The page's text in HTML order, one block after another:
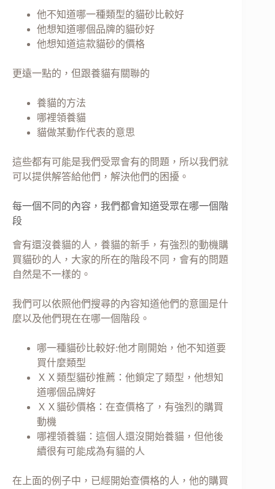
他不知道哪一種類型的貓砂比較好
他想知道哪個品牌的貓砂好
他想知道這款貓砂的價格
更遠一點的，但跟養貓有關聯的
養貓的方法
哪裡領養貓
貓做某動作代表的意思
這些都有可能是我們受眾會有的問題，所以我們就
可以提供解答給他們，解決他們的困擾。
每一個不同的內容，我們都會知道受眾在哪一個階
段
會有還沒養貓的人，養貓的新手，有強烈的動機購
買貓砂的人，大家的所在的階段不同，會有的問題
自然是不一樣的。
我們可以依照他們搜尋的內容知道他們的意圖是什
麼以及他們現在在哪一個階段。
哪一種貓砂比較好:他才剛開始，他不知道要
買什麼類型
ＸＸ類型貓砂推薦：他鎖定了類型，他想知
道哪個品牌好
ＸＸ貓砂價格：在查價格了，有強烈的購買
動機
哪裡領養貓：這個人還沒開始養貓，但他後
續很有可能成為有貓的人
在上面的例子中，已經開始查價格的人，他的購買